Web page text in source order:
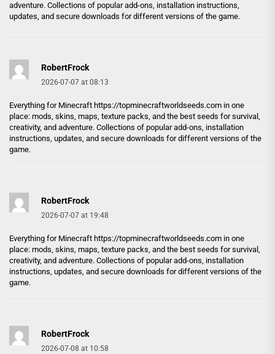
adventure. Collections of popular add-ons, installation instructions,
updates, and secure downloads for different versions of the game.
RobertFrock
2026-07-07 at 08:13
Everything for Minecraft https://topminecraftworldseeds.com in one
place: mods, skins, maps, texture packs, and the best seeds for survival,
creativity, and adventure. Collections of popular add-ons, installation
instructions, updates, and secure downloads for different versions of the
game.
RobertFrock
2026-07-07 at 19:48
Everything for Minecraft https://topminecraftworldseeds.com in one
place: mods, skins, maps, texture packs, and the best seeds for survival,
creativity, and adventure. Collections of popular add-ons, installation
instructions, updates, and secure downloads for different versions of the
game.
RobertFrock
2026-07-08 at 10:58